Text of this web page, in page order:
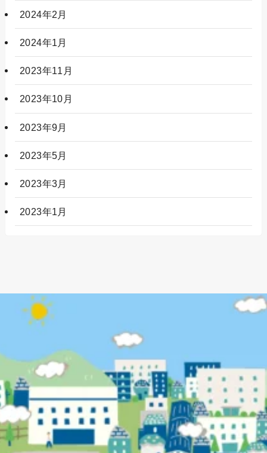
2024年2月
2024年1月
2023年11月
2023年10月
2023年9月
2023年5月
2023年3月
2023年1月